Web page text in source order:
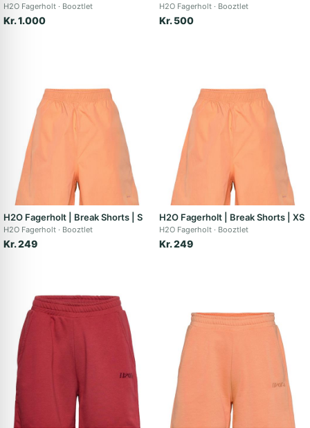
H2O Fagerholt Booztlet
Kr. 1.000
H2O Fagerholt Booztlet
Kr. 500
H2O Fagerholt | Break Shorts | S
H2O Fagerholt Booztlet
Kr. 249
H2O Fagerholt | Break Shorts | XS
H2O Fagerholt Booztlet
Kr. 249